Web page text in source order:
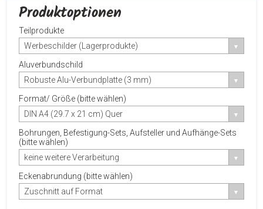
Produktoptionen
Teilprodukte
Werbeschilder (Lagerprodukte)
Aluverbundschild
Robuste Alu-Verbundplatte (3 mm)
Format/ Größe (bitte wählen)
DIN A4 (29.7 x 21 cm) Quer
Bohrungen, Befestigung-Sets, Aufsteller und Aufhänge-Sets
(bitte wählen)
keine weitere Verarbeitung
Eckenabrundung (bitte wählen)
Zuschnitt auf Format